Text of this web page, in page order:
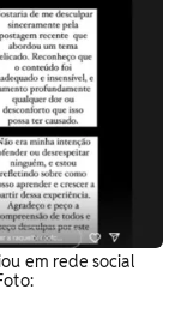
em rede social